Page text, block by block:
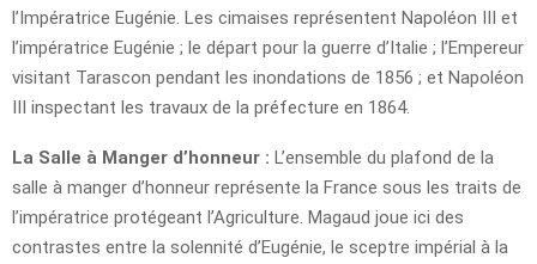
l’Impératrice Eugénie. Les cimaises représentent Napoléon III et
l’impératrice Eugénie ; le départ pour la guerre d’Italie ; l’Empereur
visitant Tarascon pendant les inondations de 1856 ; et Napoléon
III inspectant les travaux de la préfecture en 1864.
La Salle à Manger d’honneur : L’ensemble du plafond de la
salle à manger d’honneur représente la France sous les traits de
l’impératrice protégeant l’Agriculture. Magaud joue ici des
contrastes entre la solennité d’Eugénie, le sceptre impérial à la